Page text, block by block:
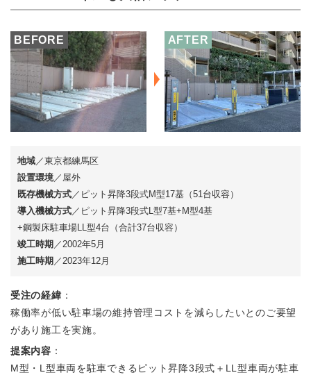
BEFORE AFTER
地域／東京都練馬区
設置環境／屋外
既存機械方式／ピット昇降3段式M型17基（51台収容）
導入機械方式／ピット昇降3段式L型7基+M型4基
+鋼製床駐車場LL型4台（合計37台収容）
竣工時期 ／2002年5月
施工時期 ／2023年12月
受注の経緯 ：
稼働率が低い駐車場の維持管理コストを減らしたいとのご要望
があり施工を実施。
提案内容 ：
M型・L型車両を駐車できるピット昇降3段式＋LL型車両が駐車